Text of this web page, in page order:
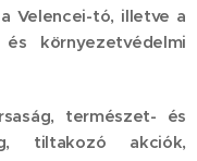
Velencei-tó, illetve a
környezetvédelmi
természet- és
tiltakozó akciók,